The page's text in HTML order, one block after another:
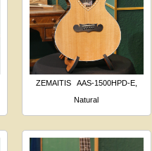
ZEMAITIS
AAS-1500HPD-E,
Natural